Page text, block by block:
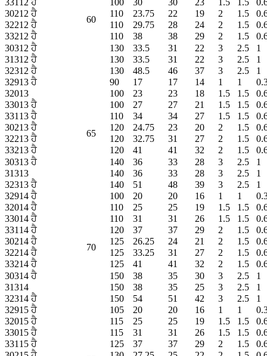
60
30212 ਹੈ
110 23.75 22 19 2 1.5
32212 ਹੈ
110 29.75 28 24 2 1.5
33212 ਹੈ
110 38 38 29 2 1.5
30312 ਹੈ
130 33.5 31 22 3 2.5
1
31312 ਹੈ
130 33.5 31 22 3 2.5
1
32312 ਹੈ
130 48.5 46 37 3 2.5
1
32913 ਹੈ
65
90 17 17 14 1 1
32013
100 23 23 18 1.5 1.5
33013 ਹੈ
100 27 27 21 1.5 1.5
33113 ਹੈ
110 34 34 27 1.5 1.5
30213 ਹੈ
120 24.75 23 20 2 1.5
32213 ਹੈ
120 32.75 31 27 2 1.5
33213 ਹੈ
120 41 41 32 2 1.5
30313 ਹੈ
140 36 33 28 3 2.5
1
31313
140 36 33 28 3 2.5
1
32313 ਹੈ
140 51 48 39 3 2.5
1
32914 ਹੈ
70
100 20 20 16 1 1
32014 ਹੈ
110 25 25 19 1.5 1.5
33014 ਹੈ
110 31 31 26 1.5 1.5
33114 ਹੈ
120 37 37 29 2 1.5
30214 ਹੈ
125 26.25 24 21 2 1.5
32214 ਹੈ
125 33.25 31 27 2 1.5
33214 ਹੈ
125 41 41 32 2 1.5
30314 ਹੈ
150 38 35 30 3 2.5
1
31314
150 38 35 25 3 2.5
1
32314 ਹੈ
150 54 51 42 3 2.5
1
32915 ਹੈ
105 20 20 16 1 1
32015 ਹੈ
115 25 25 19 1.5 1.5
33015 ਹੈ
115 31 31 26 1.5 1.5
33115 ਹੈ
125 37 37 29 2 1.5